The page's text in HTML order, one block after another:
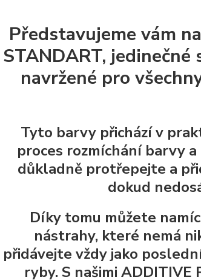
Představujeme vám
STANDART,
navržené pro
Tyto barvy přichází v
proces rozmíchání barvy
důkladně protřepejte a
dokud
Díky tomu můžete
nástrahy, které nemá
přidávejte vždy jako
ryby. S našimi ADDITIVE